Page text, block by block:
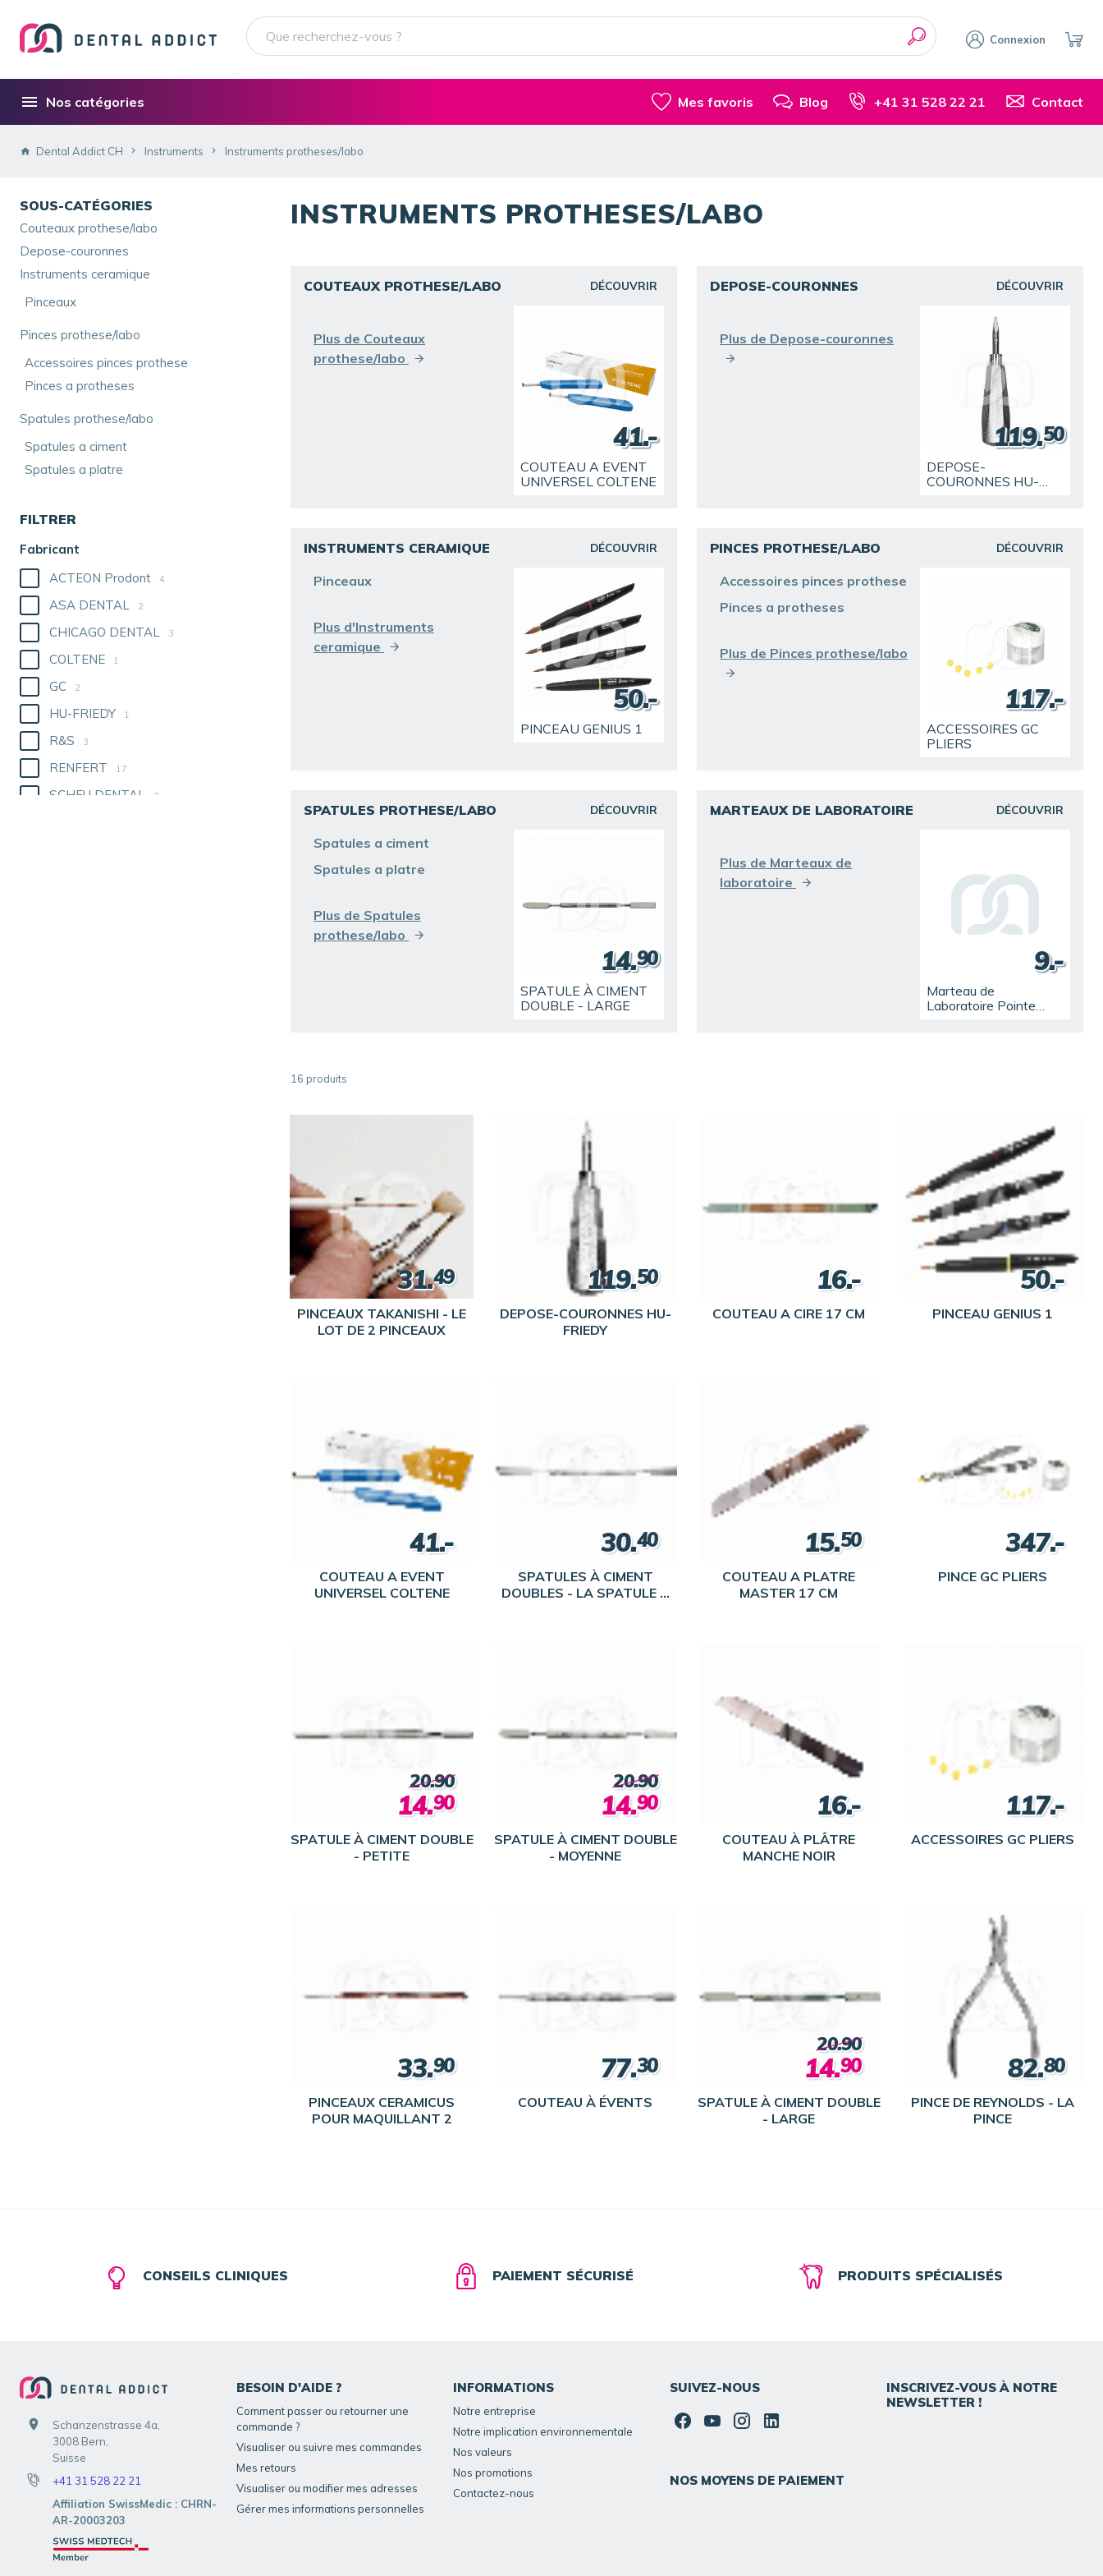
Connexion
Nos catégories Mes favoris Blog Contact
+41 31 528 22 21
Dental Addict CH Instruments Instruments protheses/labo
SOUS-CATÉGORIES
Couteaux prothese/labo
Depose-couronnes
Instruments ceramique
Pinceaux
Pinces prothese/labo
Accessoires pinces prothese
Pinces a protheses
Spatules prothese/labo
Spatules a ciment
Spatules a platre
FILTRER
Fabricant
ACTEON Prodont
4
ASA DENTAL 2
CHICAGO DENTAL 3
COLTENE 1
GC 2
HU-FRIEDY 1
R&S 3
RENFERT 17
SCHEU DENTAL 3
INSTRUMENTS PROTHESES/LABO
COUTEAUX PROTHESE/LABO DÉCOUVRIR
Plus de Couteaux
prothese/labo
COUTEAU A EVENT
UNIVERSEL COLTENE
41.-
DEPOSE-COURONNES DÉCOUVRIR
Plus de Depose-couronnes
DEPOSE-
COURONNES HU-
119.50
INSTRUMENTS CERAMIQUE DÉCOUVRIR
Pinceaux
Plus d'Instruments
ceramique
PINCEAU GENIUS 1
50.-
PINCES PROTHESE/LABO DÉCOUVRIR
Accessoires pinces prothese
Pinces a protheses
Plus de Pinces prothese/labo
ACCESSOIRES GC
PLIERS
117.-
SPATULES PROTHESE/LABO DÉCOUVRIR
Spatules a ciment
Spatules a platre
Plus de Spatules
prothese/labo
SPATULE À CIMENT
DOUBLE - LARGE
14.90
MARTEAUX DE LABORATOIRE DÉCOUVRIR
Plus de Marteaux de
laboratoire
Marteau de
Laboratoire Pointe
9.-
16 produits
PINCEAUX TAKANISHI - LE
LOT DE 2 PINCEAUX
31.49
DEPOSE-COURONNES HU-
FRIEDY
119.50
COUTEAU A CIRE 17 CM
16.-
PINCEAU GENIUS 1
50.-
COUTEAU A EVENT
UNIVERSEL COLTENE
41.-
SPATULES À CIMENT
DOUBLES - LA SPATULE À
30.40
COUTEAU A PLATRE
MASTER 17 CM
15.50
PINCE GC PLIERS
347.-
SPATULE À CIMENT DOUBLE
- PETITE
20.90
14.90
SPATULE À CIMENT DOUBLE
- MOYENNE
20.90
14.90
COUTEAU À PLÂTRE
MANCHE NOIR
16.-
ACCESSOIRES GC PLIERS
117.-
PINCEAUX CERAMICUS
POUR MAQUILLANT 2
33.90
COUTEAU À ÉVENTS
77.30
SPATULE À CIMENT DOUBLE
- LARGE
20.90
14.90
PINCE DE REYNOLDS - LA
PINCE
82.80
CONSEILS CLINIQUES PAIEMENT SÉCURISÉ PRODUITS SPÉCIALISÉS
Schanzenstrasse 4a,
3008 Bern,
Suisse
+41 31 528 22 21
Affiliation SwissMedic : CHRN-
AR-20003203
BESOIN D'AIDE ?
Comment passer ou retourner une
commande ?
Visualiser ou suivre mes commandes
Mes retours
Visualiser ou modifier mes adresses
Gérer mes informations personnelles
INFORMATIONS
Notre entreprise
Notre implication environnementale
Nos valeurs
Nos promotions
Contactez-nous
SUIVEZ-NOUS
NOS MOYENS DE PAIEMENT
INSCRIVEZ-VOUS À NOTRE
NEWSLETTER !